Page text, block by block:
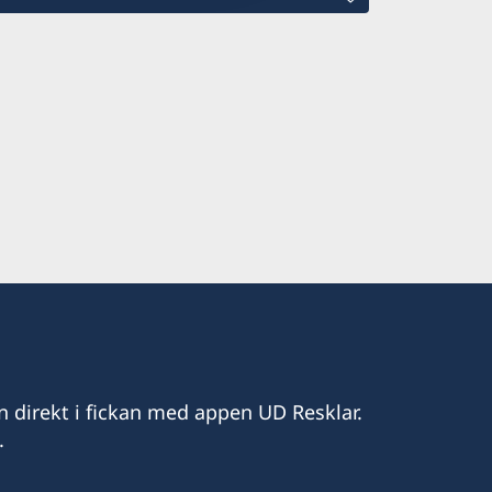
Akureyri
i fickan med appen UD Resklar.